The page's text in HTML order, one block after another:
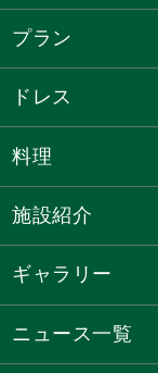
プラン
ドレス
料理
施設紹介
ギャラリー
ニュース一覧